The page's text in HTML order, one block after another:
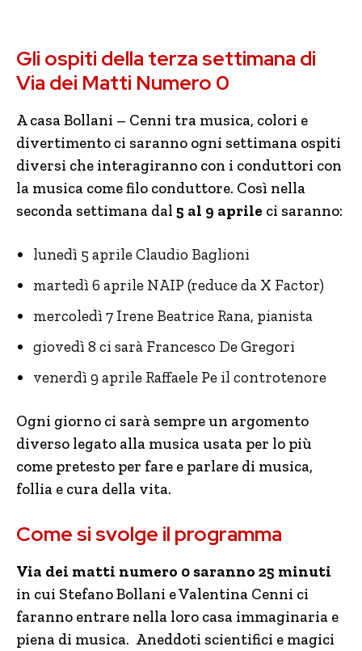
Gli ospiti della terza settimana di
Via dei Matti Numero 0
A casa Bollani – Cenni tra musica, colori e
divertimento ci saranno ogni settimana ospiti
diversi che interagiranno con i conduttori con
la musica come filo conduttore. Così nella
seconda settimana dal 5 al 9 aprile ci saranno:
lunedì 5 aprile Claudio Baglioni
martedì 6 aprile NAIP (reduce da X Factor)
mercoledì 7 Irene Beatrice Rana, pianista
giovedì 8 ci sarà Francesco De Gregori
venerdì 9 aprile Raffaele Pe il controtenore
Ogni giorno ci sarà sempre un argomento
diverso legato alla musica usata per lo più
come pretesto per fare e parlare di musica,
follia e cura della vita.
Come si svolge il programma
Via dei matti numero 0 saranno 25 minuti
in cui Stefano Bollani e Valentina Cenni ci
faranno entrare nella loro casa immaginaria e
piena di musica. Aneddoti scientifici e magici